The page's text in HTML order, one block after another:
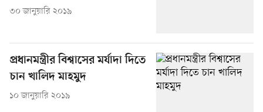
৩০ জানুয়ারি ২০১৯
প্রধানমন্ত্রীর বিশ্বাসের মর্যাদা দিতে
চান খালিদ মাহমুদ
১০ জানুয়ারি ২০১৯